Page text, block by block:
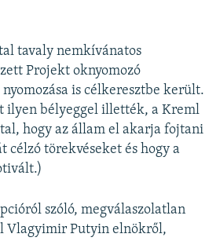
tavaly nemkívánatos
Projekt oknyomozó
is célkeresztbe került.
ilyen bélyeggel illették, a Kreml
hogy az állam el akarja fojtani
célzó törekvéseket és hogy a
szóló, megválaszolatlan
Vlagyimir Putyin elnökről,